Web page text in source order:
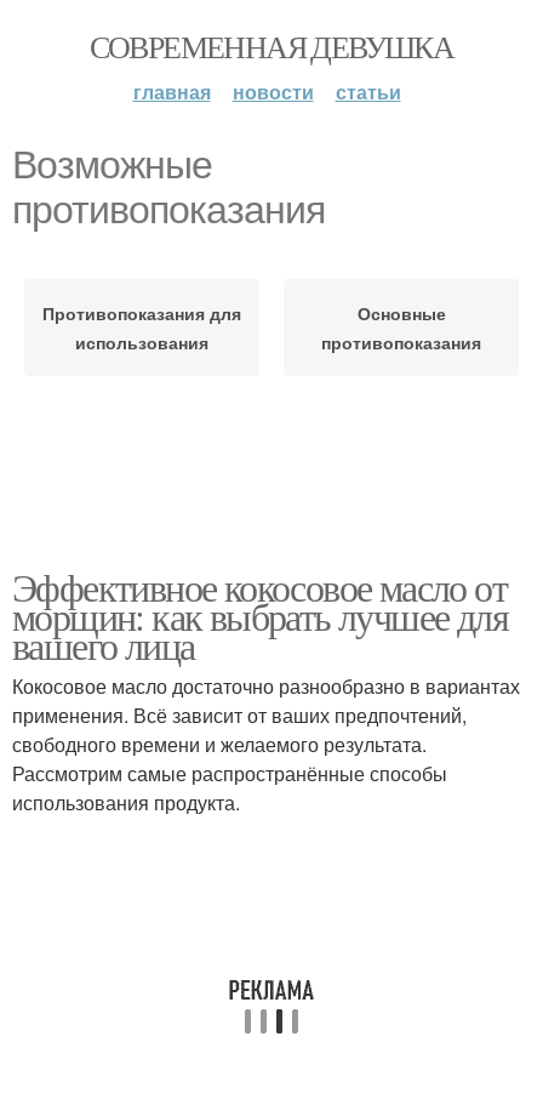
СОВРЕМЕННАЯ ДЕВУШКА
главная новости статьи
Возможные
противопоказания
Противопоказания для
использования
Основные
противопоказания
Эффективное кокосовое масло от
морщин: как выбрать лучшее для
вашего лица
Кокосовое масло достаточно разнообразно в вариантах
применения. Всё зависит от ваших предпочтений,
свободного времени и желаемого результата.
Рассмотрим самые распространённые способы
использования продукта.